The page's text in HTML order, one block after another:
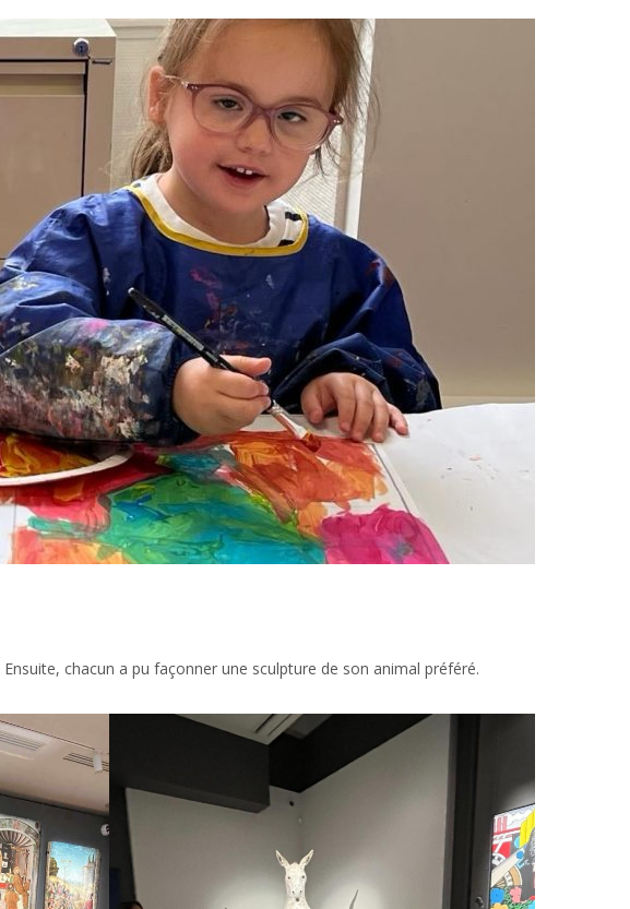
chacun a pu façonner une sculpture de son animal préféré.